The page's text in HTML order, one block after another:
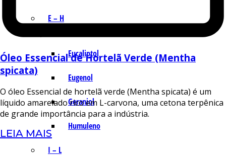
E – H
Eucaliptol
Eugenol
Geraniol
Humuleno
I – L
Óleo Essencial de Hortelã Verde (Mentha
spicata)
O óleo Essencial de hortelã verde (Mentha spicata) é um
líquido amarelado rico em L-carvona, uma cetona terpênica
de grande importância para a indústria.
LEIA MAIS